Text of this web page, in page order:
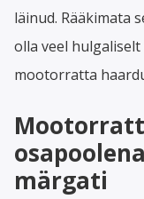
läinud. Rääkimata
olla veel
mootorratta
märgati